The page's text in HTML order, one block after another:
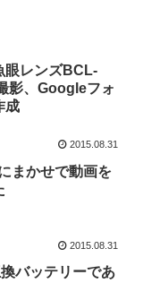
眼レンズBCL-
影、Googleフォ
成
2015.08.31
まかせで動画を
2015.08.31
バッテリーであ